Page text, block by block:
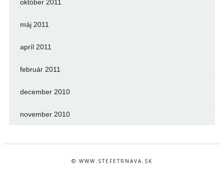
október 2011
máj 2011
apríl 2011
február 2011
december 2010
november 2010
© WWW.STEFETRNAVA.SK